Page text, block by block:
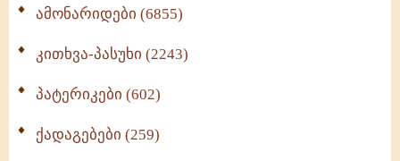
ამონარიდები (6855)
კითხვა-პასუხი (2243)
პატერიკები (602)
ქადაგებები (259)